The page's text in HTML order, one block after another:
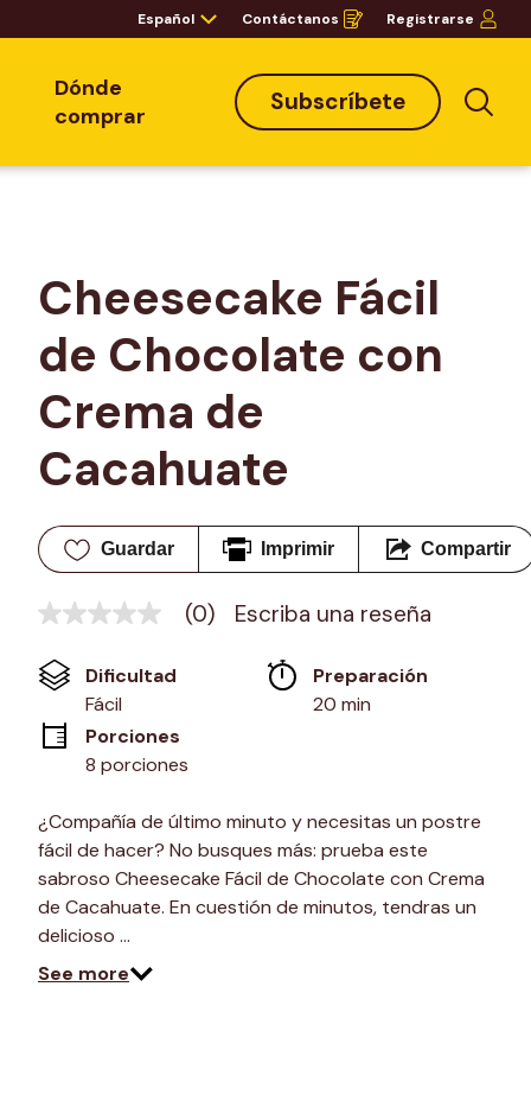
Español Contáctanos
Opens
in
window
Registrarse
Dónde
comprar
Subscríbete
Cheesecake Fácil
de Chocolate con
Crema de
Cacahuate
Guardar Imprimir Compartir
Sin
Enlace
en
misma
página.
(0) Escriba una reseña
Dificultad
Fácil
Preparación
20 min
Porciones
8 porciones
¿Compañía de último minuto y necesitas un postre
fácil de hacer? No busques más: prueba este
sabroso Cheesecake Fácil de Chocolate con Crema
de Cacahuate. En cuestión de minutos, tendras un
delicioso …
See more